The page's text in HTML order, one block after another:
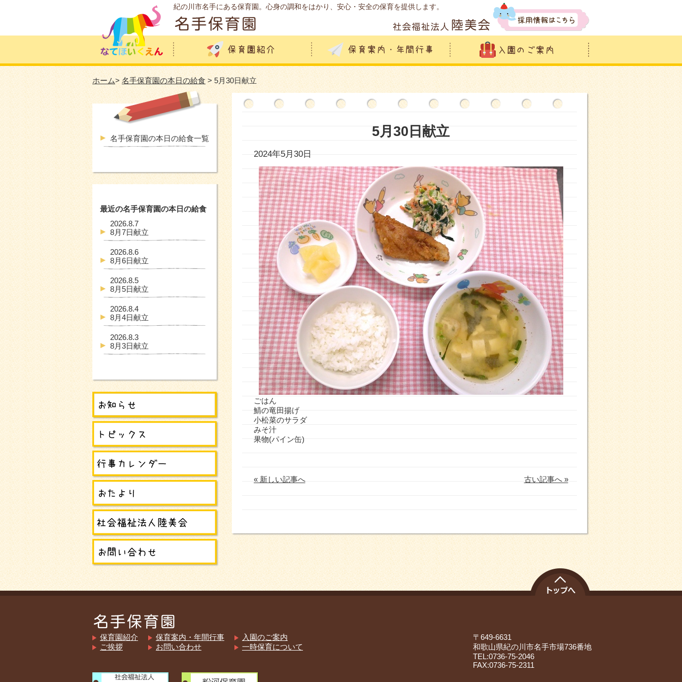
紀の川市名手にある保育園。心身の調和をはかり、安心・安全の保育を提供します。
ホーム> 名手保育園の本日の給食 > 5月30日献立
5月30日献立
2024年5月30日
ごはん
鯖の竜田揚げ
小松菜のサラダ
みそ汁
果物(パイン缶)
« 新しい記事へ 古い記事へ »
名手保育園の本日の給食一覧
最近の名手保育園の本日の給食
2026.8.7
8月7日献立
2026.8.6
8月6日献立
2026.8.5
8月5日献立
2026.8.4
8月4日献立
2026.8.3
8月3日献立
保育園紹介
ご挨拶
保育案内・年間行事
お問い合わせ
入園のご案内
一時保育について
〒649-6631
和歌山県紀の川市名手市場736番地
TEL:0736-75-2046
FAX:0736-75-2311